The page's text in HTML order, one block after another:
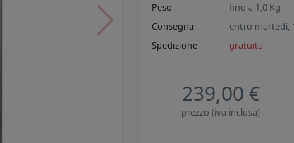
Peso
fino a 1,0 Kg
Consegna
entro martedì,
Spedizione
gratuita
239,00 €
prezzo (iva inclusa)